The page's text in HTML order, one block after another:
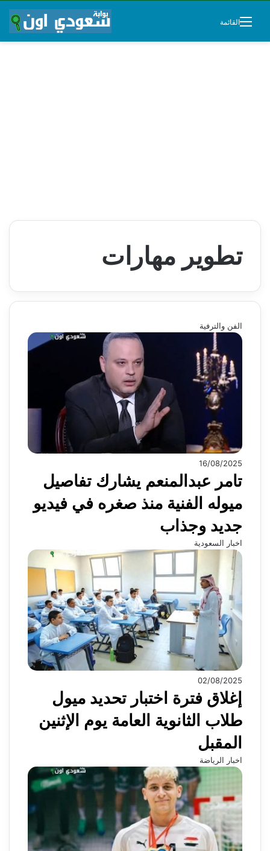
القائمة
تطوير مهارات
الفن والترفية
16/08/2025
تامر عبدالمنعم يشارك تفاصيل
ميوله الفنية منذ صغره في فيديو
جديد وجذاب
اخبار السعودية
02/08/2025
إغلاق فترة اختبار تحديد ميول
طلاب الثانوية العامة يوم الإثنين
المقبل
اخبار الرياضة